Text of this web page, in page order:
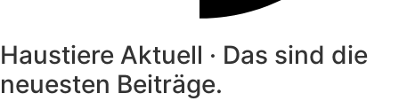
Haustiere Aktuell · Das sind die
neuesten Beiträge.